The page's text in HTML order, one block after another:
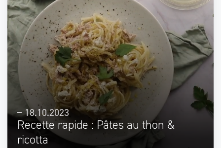
Recette rapide : Pâtes au thon &
ricotta
18.10.2023